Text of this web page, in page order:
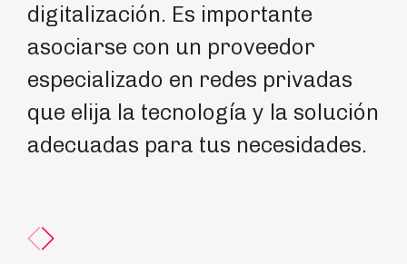
digitalización. Es importante
asociarse con un proveedor
especializado en redes privadas
que elija la tecnología y la solución
adecuadas para tus necesidades.